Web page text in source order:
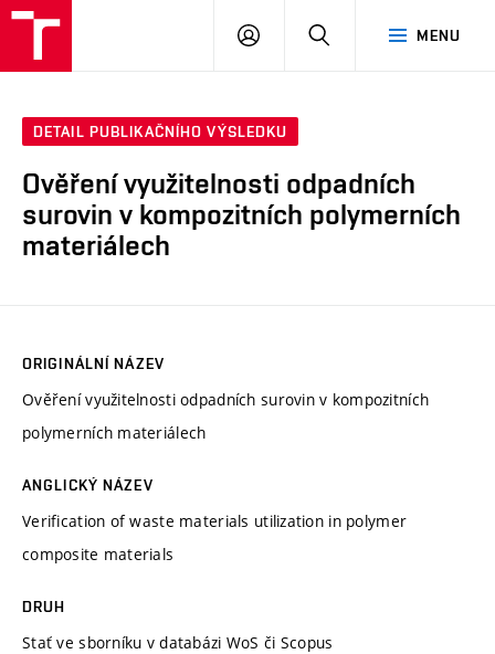
MENU
PŘIHLÁSIT
DETAIL PUBLIKAČNÍHO VÝSLEDKU
Ověření využitelnosti odpadních
surovin v kompozitních polymerních
materiálech
ORIGINÁLNÍ NÁZEV
Ověření využitelnosti odpadních surovin v kompozitních
polymerních materiálech
ANGLICKÝ NÁZEV
Verification of waste materials utilization in polymer
composite materials
DRUH
Stať ve sborníku v databázi WoS či Scopus